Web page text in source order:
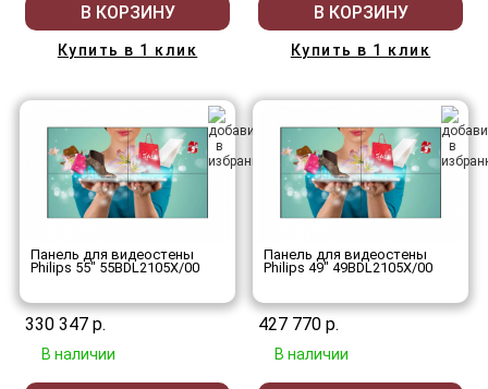
В КОРЗИНУ
Купить в 1 клик
В КОРЗИНУ
Купить в 1 клик
Панель для видеостены
Philips 55" 55BDL2105X/00
330 347 р.
В наличии
Панель для видеостены
Philips 49" 49BDL2105X/00
427 770 р.
В наличии